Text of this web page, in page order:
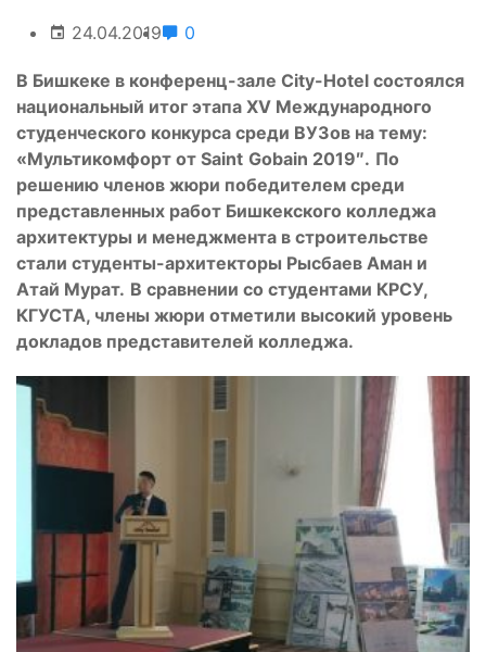
24.04.2019 0
В Бишкеке в конференц-зале Citу-Hotel состоялся
национальный итог этапа XV Международного
студенческого конкурса среди ВУЗов на тему:
«Мультикомфорт от Saint Gobain 2019″. По
решению членов жюри победителем среди
представленных работ Бишкекского колледжа
архитектуры и менеджмента в строительстве
стали студенты-архитекторы Рысбаев Аман и
Атай Мурат. В сравнении со студентами КРСУ,
КГУСТА, члены жюри отметили высокий уровень
докладов представителей колледжа.